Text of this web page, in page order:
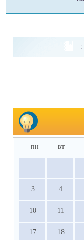
пн вт
3 4
10 11
17 18